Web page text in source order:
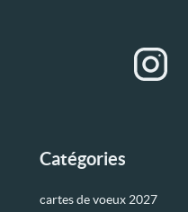
Catégories
cartes de voeux 2027